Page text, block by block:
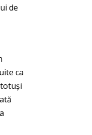
de
ca